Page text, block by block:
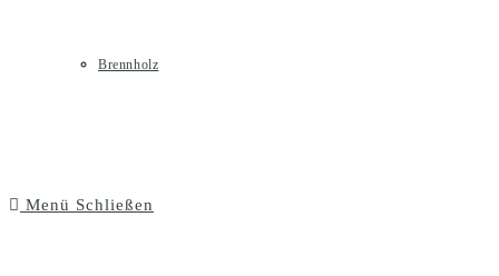
Brennholz
Menü Schließen